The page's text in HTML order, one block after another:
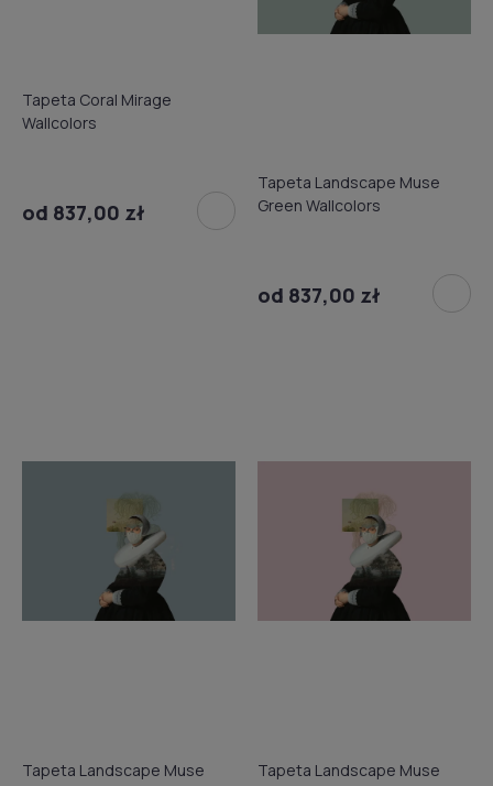
Tapeta Coral Mirage
Wallcolors
od 837,00 zł
Tapeta Landscape Muse
Green Wallcolors
od 837,00 zł
Tapeta Landscape Muse
Tapeta Landscape Muse